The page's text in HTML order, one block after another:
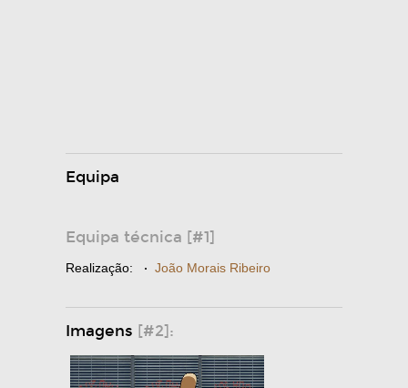
Equipa
Equipa técnica [#1]
Realização: · João Morais Ribeiro
Imagens [#2]: